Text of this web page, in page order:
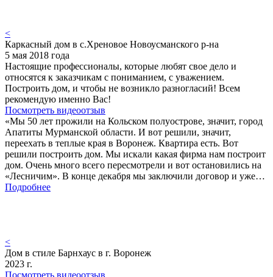
<
Каркасный дом в с.Хреновое Новоусманского р-на
5 мая 2018 года
Настоящие профессионалы, которые любят свое дело и
относятся к заказчикам с пониманием, с уважением.
Построить дом, и чтобы не возникло разногласий! Всем
рекомендую именно Вас!
Посмотреть видеоотзыв
«Мы 50 лет прожили на Кольском полуострове, значит, город
Апатиты Мурманской области. И вот решили, значит,
переехать в теплые края в Воронеж. Квартира есть. Вот
решили построить дом. Мы искали какая фирма нам построит
дом. Очень много всего пересмотрели и вот остановились на
«Лесничим». В конце декабря мы заключили договор и уже…
Подробнее
<
Дом в стиле Барнхаус в г. Воронеж
2023 г.
Посмотреть видеоотзыв